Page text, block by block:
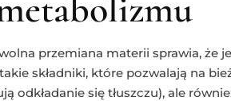
przemiana materii sprawia, że
składniki, które pozwalają na
odkładanie się tłuszczu), ale